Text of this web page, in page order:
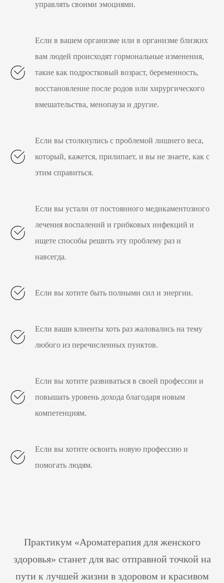
управлять своими эмоциями.
Если в вашем организме или в организме близких
вам людей происходят гормональные изменения,
такие как подростковый возраст, беременность,
восстановление после родов или хирургического
вмешательства, менопауза и другие.
Если вы столкнулись с проблемой лишнего веса,
который, кажется, прилипает, и вы не знаете, как с
этим справиться.
Если вы устали от постоянного медикаментозного
лечения воспалений и грибковых инфекций и
ищете способы решить эту проблему раз и
навсегда.
Если вы хотите быть полными сил и энергии.
Если ваши клиенты хоть раз жаловались на тему
любого из перечисленных пунктов.
Если вы хотите развиваться в своей профессии и
повышать уровень дохода благодаря новым
компетенциям.
Если вы хотите освоить новую профессию и
помогать людям.
Практикум «Ароматерапия для женского
здоровья» станет для вас отправной точкой на
пути к лучшей жизни в здоровом и красивом